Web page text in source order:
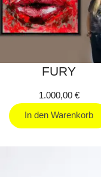
FURY
1.000,00 €
In den Warenkorb